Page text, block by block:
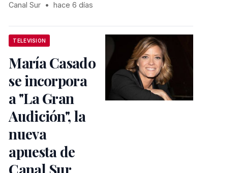
Canal Sur • hace 6 días
TELEVISION
María Casado
se incorpora
a "La Gran
Audición", la
nueva
apuesta de
Canal Sur